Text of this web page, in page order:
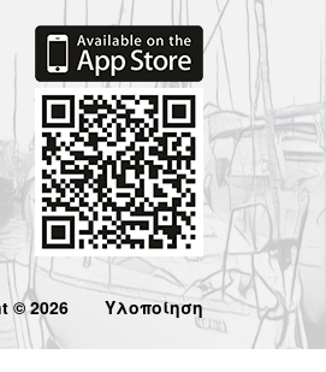
© 2026 Υλοποίηση